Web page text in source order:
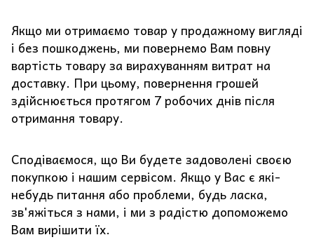
Якщо ми отримаємо товар у продажному вигляді
і без пошкоджень, ми повернемо Вам повну
вартість товару за вирахуванням витрат на
доставку. При цьому, повернення грошей
здійснюється протягом 7 робочих днів після
отримання товару.
Сподіваємося, що Ви будете задоволені своєю
покупкою і нашим сервісом. Якщо у Вас є які-
небудь питання або проблеми, будь ласка,
зв'яжіться з нами, і ми з радістю допоможемо
Вам вирішити їх.